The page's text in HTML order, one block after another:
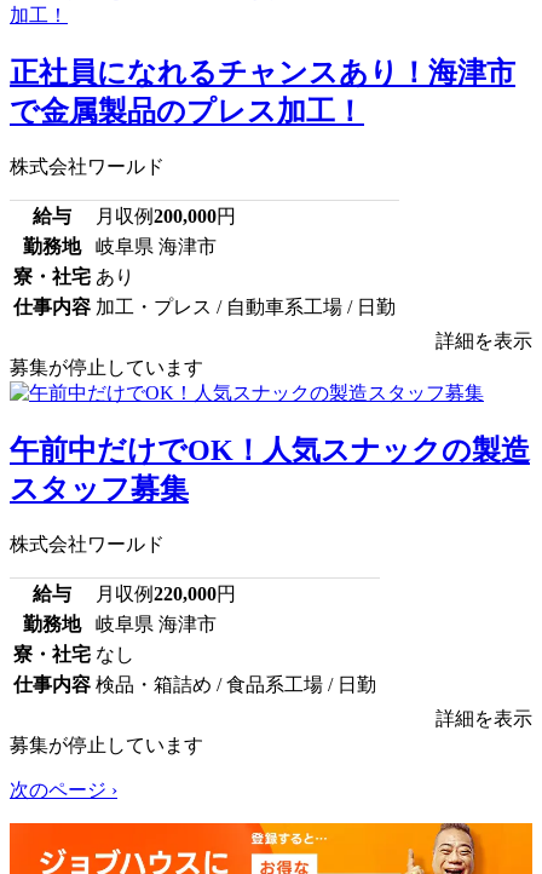
正社員になれるチャンスあり！海津市
で金属製品のプレス加工！
株式会社ワールド
給与 月収例200,000円
勤務地
岐阜県 海津市
寮・社宅 あり
仕事内容 加工・プレス / 自動車系工場 / 日勤
詳細を表示
募集が停止しています
午前中だけでOK！人気スナックの製造
スタッフ募集
株式会社ワールド
給与 月収例220,000円
勤務地
岐阜県 海津市
寮・社宅 なし
仕事内容 検品・箱詰め / 食品系工場 / 日勤
詳細を表示
募集が停止しています
次のページ ›